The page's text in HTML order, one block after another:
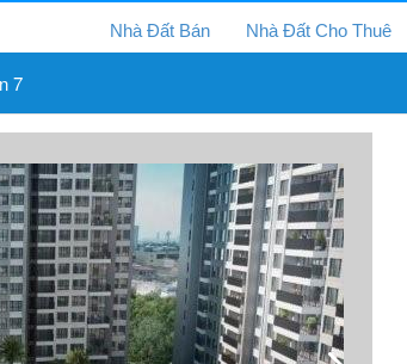
Nhà Đất Bán Nhà Đất Cho Thuê
7